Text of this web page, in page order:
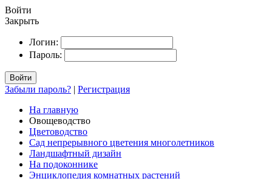
Войти
Закрыть
Логин:
Пароль:
Войти
Забыли пароль? | Регистрация
На главную
Овощеводство
Цветоводство
Сад непрерывного цветения многолетников
Ландшафтный дизайн
На подоконнике
Энциклопедия комнатных растений